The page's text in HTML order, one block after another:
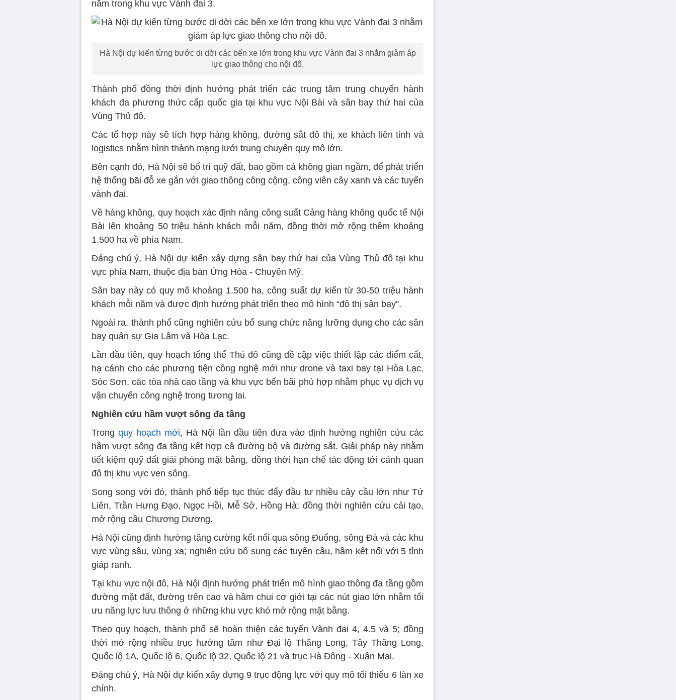
nằm trong khu vực Vành đai 3.
Hà Nội dự kiến từng bước di dời các bến xe lớn trong khu vực Vành đai 3 nhằm giảm áp
lực giao thông cho nội đô.
Thành phố đồng thời định hướng phát triển các trung tâm trung chuyển hành
khách đa phương thức cấp quốc gia tại khu vực Nội Bài và sân bay thứ hai của
Vùng Thủ đô.
Các tổ hợp này sẽ tích hợp hàng không, đường sắt đô thị, xe khách liên tỉnh và
logistics nhằm hình thành mạng lưới trung chuyển quy mô lớn.
Bên cạnh đó, Hà Nội sẽ bố trí quỹ đất, bao gồm cả không gian ngầm, để phát triển
hệ thống bãi đỗ xe gắn với giao thông công cộng, công viên cây xanh và các tuyến
vành đai.
Về hàng không, quy hoạch xác định nâng công suất Cảng hàng không quốc tế Nội
Bài lên khoảng 50 triệu hành khách mỗi năm, đồng thời mở rộng thêm khoảng
1.500 ha về phía Nam.
Đáng chú ý, Hà Nội dự kiến xây dựng sân bay thứ hai của Vùng Thủ đô tại khu
vực phía Nam, thuộc địa bàn Ứng Hòa - Chuyên Mỹ.
Sân bay này có quy mô khoảng 1.500 ha, công suất dự kiến từ 30-50 triệu hành
khách mỗi năm và được định hướng phát triển theo mô hình “đô thị sân bay”.
Ngoài ra, thành phố cũng nghiên cứu bổ sung chức năng lưỡng dụng cho các sân
bay quân sự Gia Lâm và Hòa Lạc.
Lần đầu tiên, quy hoạch tổng thể Thủ đô cũng đề cập việc thiết lập các điểm cất,
hạ cánh cho các phương tiện công nghệ mới như drone và taxi bay tại Hòa Lạc,
Sóc Sơn, các tòa nhà cao tầng và khu vực bến bãi phù hợp nhằm phục vụ dịch vụ
vận chuyển công nghệ trong tương lai.
Nghiên cứu hầm vượt sông đa tầng
Trong quy hoạch mới, Hà Nội lần đầu tiên đưa vào định hướng nghiên cứu các
hầm vượt sông đa tầng kết hợp cả đường bộ và đường sắt. Giải pháp này nhằm
tiết kiệm quỹ đất giải phóng mặt bằng, đồng thời hạn chế tác động tới cảnh quan
đô thị khu vực ven sông.
Song song với đó, thành phố tiếp tục thúc đẩy đầu tư nhiều cây cầu lớn như Tứ
Liên, Trần Hưng Đạo, Ngọc Hồi, Mễ Sở, Hồng Hà; đồng thời nghiên cứu cải tạo,
mở rộng cầu Chương Dương.
Hà Nội cũng định hướng tăng cường kết nối qua sông Đuống, sông Đà và các khu
vực vùng sâu, vùng xa; nghiên cứu bổ sung các tuyến cầu, hầm kết nối với 5 tỉnh
giáp ranh.
Tại khu vực nội đô, Hà Nội định hướng phát triển mô hình giao thông đa tầng gồm
đường mặt đất, đường trên cao và hầm chui cơ giới tại các nút giao lớn nhằm tối
ưu năng lực lưu thông ở những khu vực khó mở rộng mặt bằng.
Theo quy hoạch, thành phố sẽ hoàn thiện các tuyến Vành đai 4, 4.5 và 5; đồng
thời mở rộng nhiều trục hướng tâm như Đại lộ Thăng Long, Tây Thăng Long,
Quốc lộ 1A, Quốc lộ 6, Quốc lộ 32, Quốc lộ 21 và trục Hà Đông - Xuân Mai.
Đáng chú ý, Hà Nội dự kiến xây dựng 9 trục động lực với quy mô tối thiểu 6 làn xe
chính.